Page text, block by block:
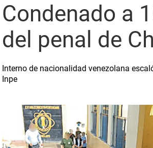
Condenado a
del penal de
Interno de nacionalidad venezolana
Inpe